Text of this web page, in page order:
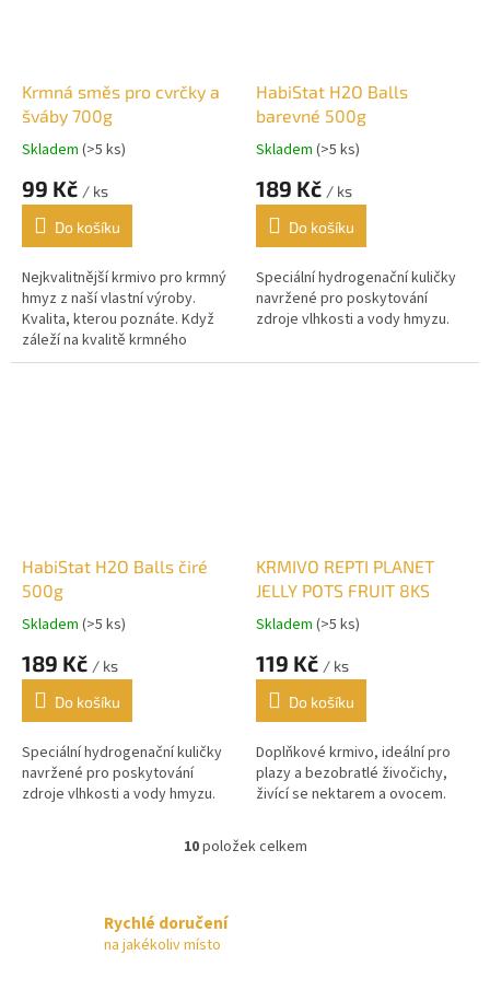
Krmná směs pro cvrčky a
šváby 700g
Skladem (>5 ks)
99 Kč / ks
Do košíku
Nejkvalitnější krmivo pro krmný
hmyz z naší vlastní výroby.
Kvalita, kterou poznáte. Když
záleží na kvalitě krmného
hmyzu, záleží i na jeho krmení.
HabiStat H2O Balls
barevné 500g
Skladem (>5 ks)
189 Kč / ks
Do košíku
Speciální hydrogenační kuličky
navržené pro poskytování
zdroje vlhkosti a vody hmyzu.
HabiStat H2O Balls čiré
500g
Skladem (>5 ks)
189 Kč / ks
Do košíku
Speciální hydrogenační kuličky
navržené pro poskytování
zdroje vlhkosti a vody hmyzu.
KRMIVO REPTI PLANET
JELLY POTS FRUIT 8KS
Skladem (>5 ks)
119 Kč / ks
Do košíku
Doplňkové krmivo, ideální pro
plazy a bezobratlé živočichy,
živící se nektarem a ovocem.
O
10položek celkem
Rychlé doručení
na jakékoliv místo